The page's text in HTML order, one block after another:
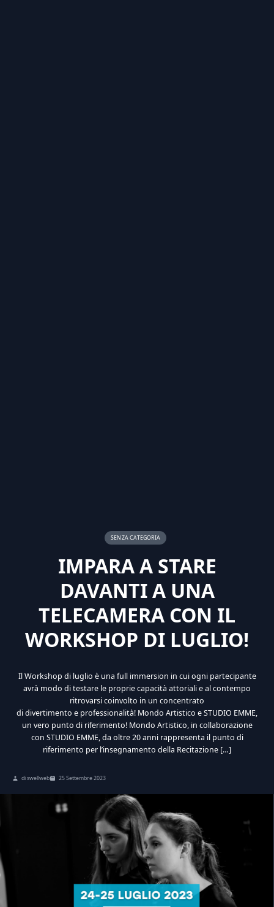
SENZA CATEGORIA
IMPARA A STARE
DAVANTI A UNA
TELECAMERA CON IL
WORKSHOP DI LUGLIO!
Il Workshop di luglio è una full immersion in cui ogni partecipante
avrà modo di testare le proprie capacità attoriali e al contempo
ritrovarsi coinvolto in un concentrato
di divertimento e professionalità! Mondo Artistico e STUDIO EMME,
un vero punto di riferimento! Mondo Artistico, in collaborazione
con STUDIO EMME, da oltre 20 anni rappresenta il punto di
riferimento per l’insegnamento della Recitazione […]
di swellweb 25 Settembre 2023